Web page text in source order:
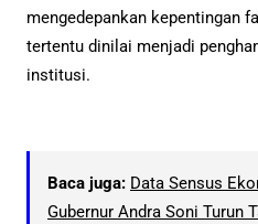
mengedepankan kepentingan
tertentu dinilai menjadi
institusi.
Baca juga: Data Sensus
Gubernur Andra Soni Turun